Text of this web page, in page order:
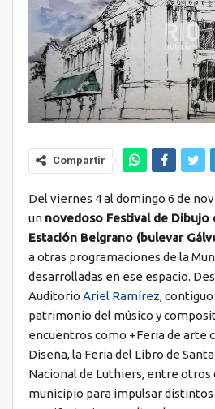
Compartir
Del viernes 4 al domingo 6 de
un novedoso Festival de Dibujo
Estación Belgrano (bulevar
a otras programaciones de la
desarrolladas en ese espacio.
Auditorio Ariel Ramírez, contiguo
patrimonio del músico y
encuentros como +Feria de arte
Diseña, la Feria del Libro de
Nacional de Luthiers, entre otros
municipio para impulsar